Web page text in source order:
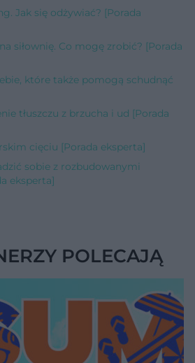
Jak się odżywiać? [Porada
siłownię. Co mogę zrobić? [Porada
które także pomogą schudnąć
tłuszczu z brzucha i ud [Porada
cięciu [Porada eksperta]
sobie z rozbudowanymi
eksperta]
POLECAJĄ